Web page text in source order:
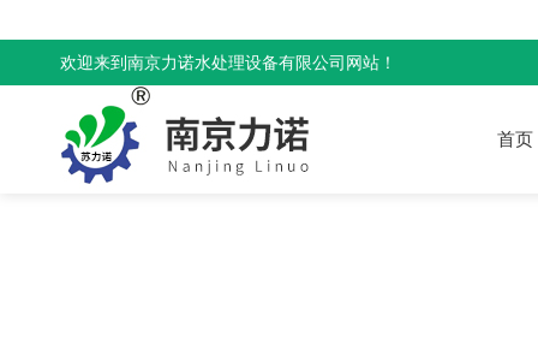
欢迎来到南京力诺水处理设备有限公司网站！
首页